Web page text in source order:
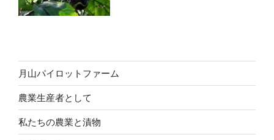
月山パイロットファーム
農業生産者として
私たちの農業と漬物